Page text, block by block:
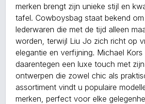
merken brengt zijn unieke stijl en
tafel. Cowboysbag staat bekend
lederwaren die met de tijd alleen
worden, terwijl Liu Jo zich richt op
elegantie en verfijning. Michael Kors
daarentegen een luxe touch met
ontwerpen die zowel chic als
assortiment vindt u populaire
merken, perfect voor elke